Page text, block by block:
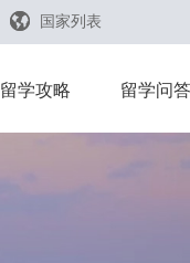
国家列表
留学攻略 留学问答